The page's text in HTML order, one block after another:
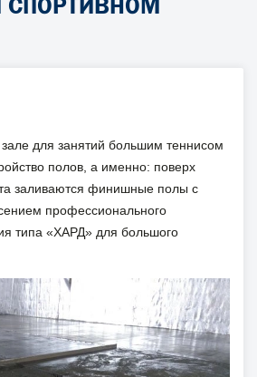
для занятий большим теннисом
полов, а именно: поверх
заливаются финишные полы с
профессионального
типа «ХАРД» для большого